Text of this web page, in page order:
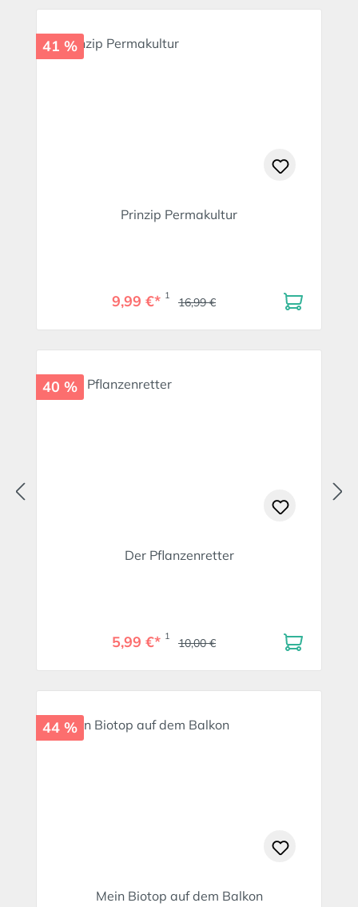
41 %
Prinzip Permakultur
9,99 €* 1 16,99 €
40 %
Der Pflanzenretter
5,99 €* 1 10,00 €
44 %
Mein Biotop auf dem Balkon